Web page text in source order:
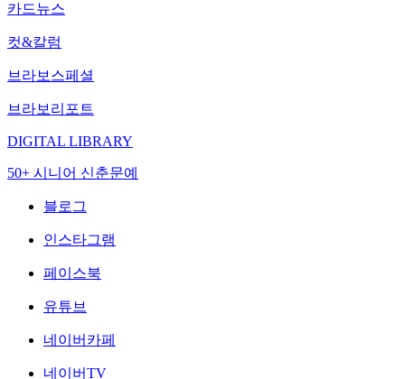
카드뉴스
컷&칼럼
브라보스페셜
브라보리포트
DIGITAL LIBRARY
50+ 시니어 신춘문예
블로그
인스타그램
페이스북
유튜브
네이버카페
네이버TV